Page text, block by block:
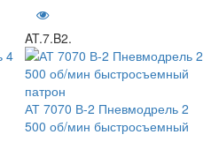
AT.7.B2.
АТ 7070 В-2 Пневмодрель 2
500 об/мин быстросъемный